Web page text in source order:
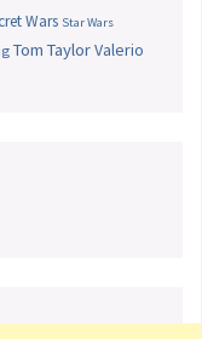
Wars Star Wars
Tom TaylorValerio